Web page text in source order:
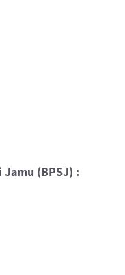
(BPSJ) :